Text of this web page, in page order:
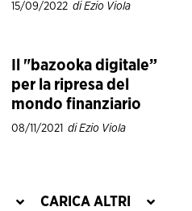
15/09/2022 di Ezio Viola
Il "bazooka digitale”
per la ripresa del
mondo finanziario
08/11/2021 di Ezio Viola
CARICA ALTRI